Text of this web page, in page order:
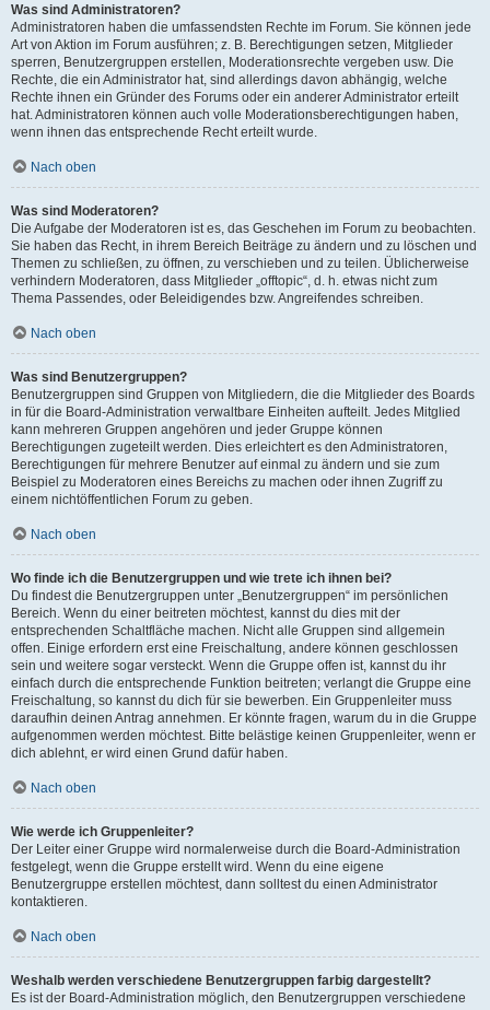
Was sind Administratoren?
Administratoren haben die umfassendsten Rechte im Forum. Sie können jede
Art von Aktion im Forum ausführen; z. B. Berechtigungen setzen, Mitglieder
sperren, Benutzergruppen erstellen, Moderationsrechte vergeben usw. Die
Rechte, die ein Administrator hat, sind allerdings davon abhängig, welche
Rechte ihnen ein Gründer des Forums oder ein anderer Administrator erteilt
hat. Administratoren können auch volle Moderationsberechtigungen haben,
wenn ihnen das entsprechende Recht erteilt wurde.
Nach oben
Was sind Moderatoren?
Die Aufgabe der Moderatoren ist es, das Geschehen im Forum zu beobachten.
Sie haben das Recht, in ihrem Bereich Beiträge zu ändern und zu löschen und
Themen zu schließen, zu öffnen, zu verschieben und zu teilen. Üblicherweise
verhindern Moderatoren, dass Mitglieder „offtopic“, d. h. etwas nicht zum
Thema Passendes, oder Beleidigendes bzw. Angreifendes schreiben.
Nach oben
Was sind Benutzergruppen?
Benutzergruppen sind Gruppen von Mitgliedern, die die Mitglieder des Boards
in für die Board-Administration verwaltbare Einheiten aufteilt. Jedes Mitglied
kann mehreren Gruppen angehören und jeder Gruppe können
Berechtigungen zugeteilt werden. Dies erleichtert es den Administratoren,
Berechtigungen für mehrere Benutzer auf einmal zu ändern und sie zum
Beispiel zu Moderatoren eines Bereichs zu machen oder ihnen Zugriff zu
einem nichtöffentlichen Forum zu geben.
Nach oben
Wo finde ich die Benutzergruppen und wie trete ich ihnen bei?
Du findest die Benutzergruppen unter „Benutzergruppen“ im persönlichen
Bereich. Wenn du einer beitreten möchtest, kannst du dies mit der
entsprechenden Schaltfläche machen. Nicht alle Gruppen sind allgemein
offen. Einige erfordern erst eine Freischaltung, andere können geschlossen
sein und weitere sogar versteckt. Wenn die Gruppe offen ist, kannst du ihr
einfach durch die entsprechende Funktion beitreten; verlangt die Gruppe eine
Freischaltung, so kannst du dich für sie bewerben. Ein Gruppenleiter muss
daraufhin deinen Antrag annehmen. Er könnte fragen, warum du in die Gruppe
aufgenommen werden möchtest. Bitte belästige keinen Gruppenleiter, wenn er
dich ablehnt, er wird einen Grund dafür haben.
Nach oben
Wie werde ich Gruppenleiter?
Der Leiter einer Gruppe wird normalerweise durch die Board-Administration
festgelegt, wenn die Gruppe erstellt wird. Wenn du eine eigene
Benutzergruppe erstellen möchtest, dann solltest du einen Administrator
kontaktieren.
Nach oben
Weshalb werden verschiedene Benutzergruppen farbig dargestellt?
Es ist der Board-Administration möglich, den Benutzergruppen verschiedene